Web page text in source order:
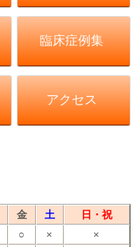
臨床症例集
アクセス
金 土
日・祝
○ ×
×